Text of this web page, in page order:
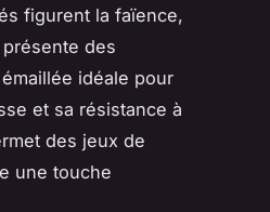
figurent la faïence,
des
idéale pour
et sa résistance à
des jeux de
une touche